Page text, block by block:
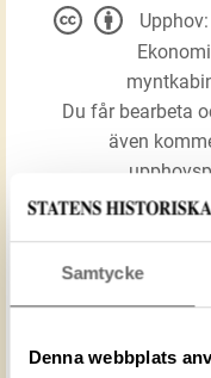
Samtycke
Denna webbplats
Du får bearbeta
även